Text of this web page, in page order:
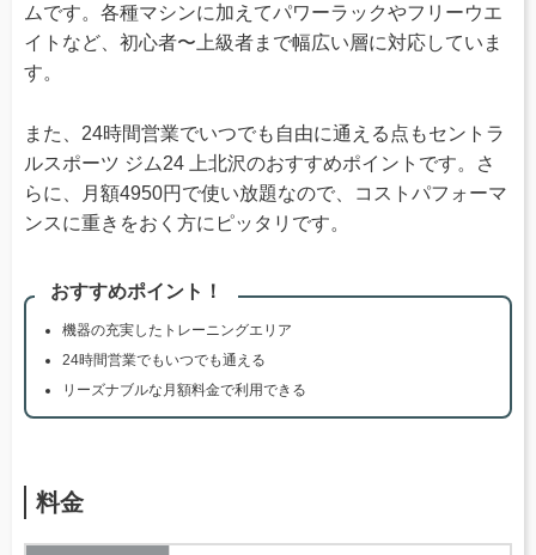
ムです。各種マシンに加えてパワーラックやフリーウエ
イトなど、初心者〜上級者まで幅広い層に対応していま
す。
また、24時間営業でいつでも自由に通える点もセントラ
ルスポーツ ジム24 上北沢のおすすめポイントです。さ
らに、月額4950円で使い放題なので、コストパフォーマ
ンスに重きをおく方にピッタリです。
おすすめポイント！
機器の充実したトレーニングエリア
24時間営業でもいつでも通える
リーズナブルな月額料金で利用できる
料金